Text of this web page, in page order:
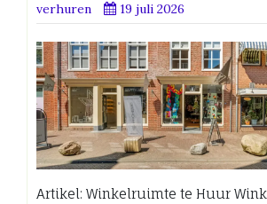
verhuren
19 juli 2026
Artikel: Winkelruimte te Huur